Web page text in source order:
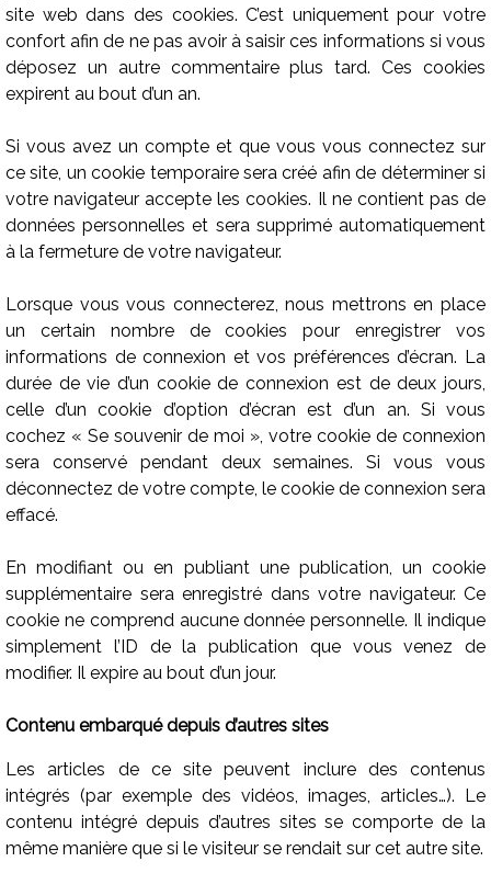
site web dans des cookies. C’est uniquement pour votre
confort afin de ne pas avoir à saisir ces informations si vous
déposez un autre commentaire plus tard. Ces cookies
expirent au bout d’un an.
Si vous avez un compte et que vous vous connectez sur
ce site, un cookie temporaire sera créé afin de déterminer si
votre navigateur accepte les cookies. Il ne contient pas de
données personnelles et sera supprimé automatiquement
à la fermeture de votre navigateur.
Lorsque vous vous connecterez, nous mettrons en place
un certain nombre de cookies pour enregistrer vos
informations de connexion et vos préférences d’écran. La
durée de vie d’un cookie de connexion est de deux jours,
celle d’un cookie d’option d’écran est d’un an. Si vous
cochez « Se souvenir de moi », votre cookie de connexion
sera conservé pendant deux semaines. Si vous vous
déconnectez de votre compte, le cookie de connexion sera
effacé.
En modifiant ou en publiant une publication, un cookie
supplémentaire sera enregistré dans votre navigateur. Ce
cookie ne comprend aucune donnée personnelle. Il indique
simplement l’ID de la publication que vous venez de
modifier. Il expire au bout d’un jour.
Contenu embarqué depuis d’autres sites
Les articles de ce site peuvent inclure des contenus
intégrés (par exemple des vidéos, images, articles…). Le
contenu intégré depuis d’autres sites se comporte de la
même manière que si le visiteur se rendait sur cet autre site.